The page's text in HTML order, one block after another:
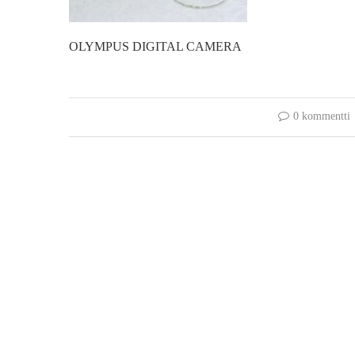
OLYMPUS DIGITAL CAMERA
0 kommentti